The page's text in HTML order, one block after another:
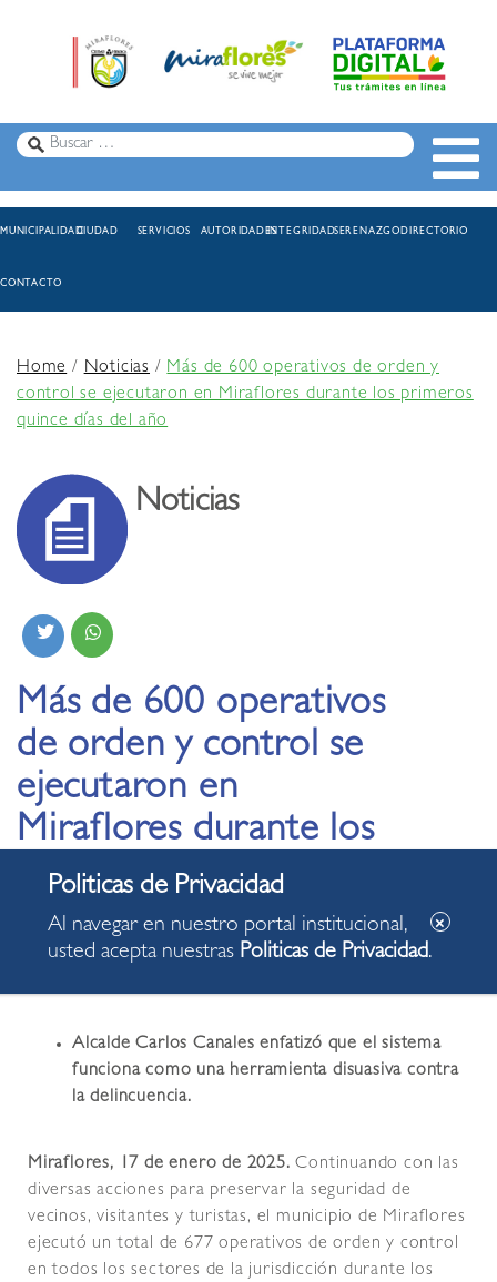
MUNICIPALIDADCIUDAD SERVICIOS AUTORIDADESINTEGRIDADSERENAZGODIRECTORIO
CONTACTO
Home/Noticias /Más de 600 operativos de orden y
control se ejecutaron en Miraflores durante los primeros
quince días del año
Noticias
Más de 600 operativos
de orden y control se
ejecutaron en
Miraflores durante los
primeros quince días
del año
Alcalde Carlos Canales enfatizó que el sistema
funciona como una herramienta disuasiva contra
la delincuencia.
Miraflores, 17 de enero de 2025.Continuando con las
diversas acciones para preservar la seguridad de
vecinos, visitantes y turistas, el municipio de Miraflores
ejecutó un total de 677 operativos de orden y control
en todos los sectores de la jurisdicción durante los
Al navegar en nuestro portal institucional,
usted acepta nuestras Politicas de Privacidad.